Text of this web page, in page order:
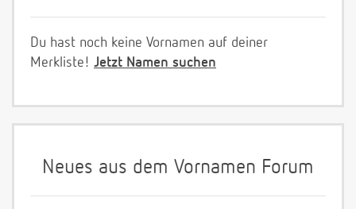
Du hast noch keine Vornamen auf deiner
Merkliste! Jetzt Namen suchen
Neues aus dem Vornamen Forum